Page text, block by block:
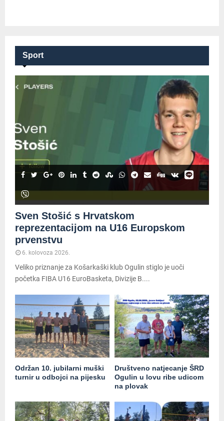
Sport
Sven Stošić s Hrvatskom
reprezentacijom na U16 Europskom
prvenstvu
6. kolovoza 2026.
Veliko priznanje za Košarkaški klub Ogulin stiglo je uoči
početka FIBA U16 EuroBasketa, Divizije B....
Održan 10. jubilarni muški
turnir u odbojci na pijesku
Društveno natjecanje ŠRD
Ogulin u lovu ribe udicom
na plovak